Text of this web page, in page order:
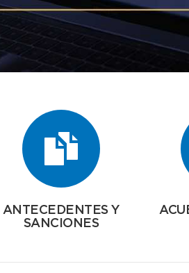
ANTECEDENTES Y
SANCIONES